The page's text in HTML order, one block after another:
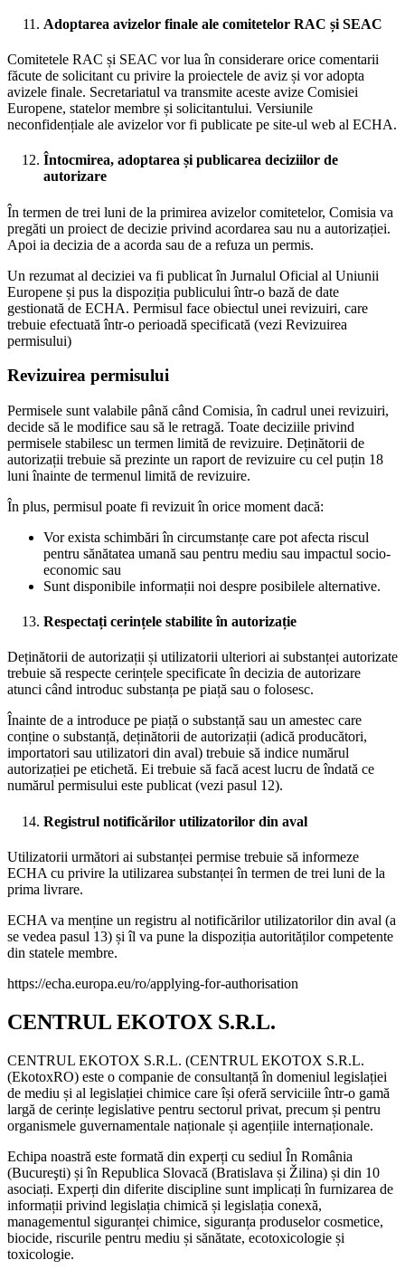
Adoptarea avizelor finale ale comitetelor RAC și SEAC
Comitetele RAC și SEAC vor lua în considerare orice comentarii
făcute de solicitant cu privire la proiectele de aviz și vor adopta
avizele finale. Secretariatul va transmite aceste avize Comisiei
Europene, statelor membre și solicitantului. Versiunile
neconfidențiale ale avizelor vor fi publicate pe site-ul web al ECHA.
Întocmirea, adoptarea și publicarea deciziilor de
autorizare
În termen de trei luni de la primirea avizelor comitetelor, Comisia va
pregăti un proiect de decizie privind acordarea sau nu a autorizației.
Apoi ia decizia de a acorda sau de a refuza un permis.
Un rezumat al deciziei va fi publicat în Jurnalul Oficial al Uniunii
Europene și pus la dispoziția publicului într-o bază de date
gestionată de ECHA. Permisul face obiectul unei revizuiri, care
trebuie efectuată într-o perioadă specificată (vezi Revizuirea
permisului)
Revizuirea permisului
Permisele sunt valabile până când Comisia, în cadrul unei revizuiri,
decide să le modifice sau să le retragă. Toate deciziile privind
permisele stabilesc un termen limită de revizuire. Deținătorii de
autorizații trebuie să prezinte un raport de revizuire cu cel puțin 18
luni înainte de termenul limită de revizuire.
În plus, permisul poate fi revizuit în orice moment dacă:
Vor exista schimbări în circumstanțe care pot afecta riscul
pentru sănătatea umană sau pentru mediu sau impactul socio-
economic sau
Sunt disponibile informații noi despre posibilele alternative.
Respectați cerințele stabilite în autorizație
Deținătorii de autorizații și utilizatorii ulteriori ai substanței autorizate
trebuie să respecte cerințele specificate în decizia de autorizare
atunci când introduc substanța pe piață sau o folosesc.
Înainte de a introduce pe piață o substanță sau un amestec care
conține o substanță, deținătorii de autorizații (adică producători,
importatori sau utilizatori din aval) trebuie să indice numărul
autorizației pe etichetă. Ei trebuie să facă acest lucru de îndată ce
numărul permisului este publicat (vezi pasul 12).
Registrul notificărilor utilizatorilor din aval
Utilizatorii următori ai substanței permise trebuie să informeze
ECHA cu privire la utilizarea substanței în termen de trei luni de la
prima livrare.
ECHA va menține un registru al notificărilor utilizatorilor din aval (a
se vedea pasul 13) și îl va pune la dispoziția autorităților competente
din statele membre.
https://echa.europa.eu/ro/applying-for-authorisation
CENTRUL EKOTOX S.R.L.
CENTRUL EKOTOX S.R.L. (CENTRUL EKOTOX S.R.L.
(EkotoxRO) este o companie de consultanță în domeniul legislației
de mediu și al legislației chimice care își oferă serviciile într-o gamă
largă de cerințe legislative pentru sectorul privat, precum și pentru
organismele guvernamentale naționale și agențiile internaționale.
Echipa noastră este formată din experți cu sediul În România
(Bucureşti) și în Republica Slovacă (Bratislava și Žilina) și din 10
asociați. Experți din diferite discipline sunt implicați în furnizarea de
informații privind legislația chimică și legislația conexă,
managementul siguranței chimice, siguranța produselor cosmetice,
biocide, riscurile pentru mediu și sănătate, ecotoxicologie și
toxicologie.